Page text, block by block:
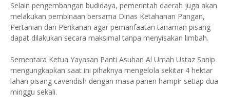
Selain pengembangan budidaya, pemerintah daerah juga akan
melakukan pembinaan bersama Dinas Ketahanan Pangan,
Pertanian dan Perikanan agar pemanfaatan tanaman pisang
dapat dilakukan secara maksimal tanpa menyisakan limbah.
Sementara Ketua Yayasan Panti Asuhan Al Umah Ustaz Sanip
mengungkapkan saat ini pihaknya mengelola sekitar 4 hektar
lahan pisang cavendish dengan masa panen hampir setiap dua
minggu sekali.